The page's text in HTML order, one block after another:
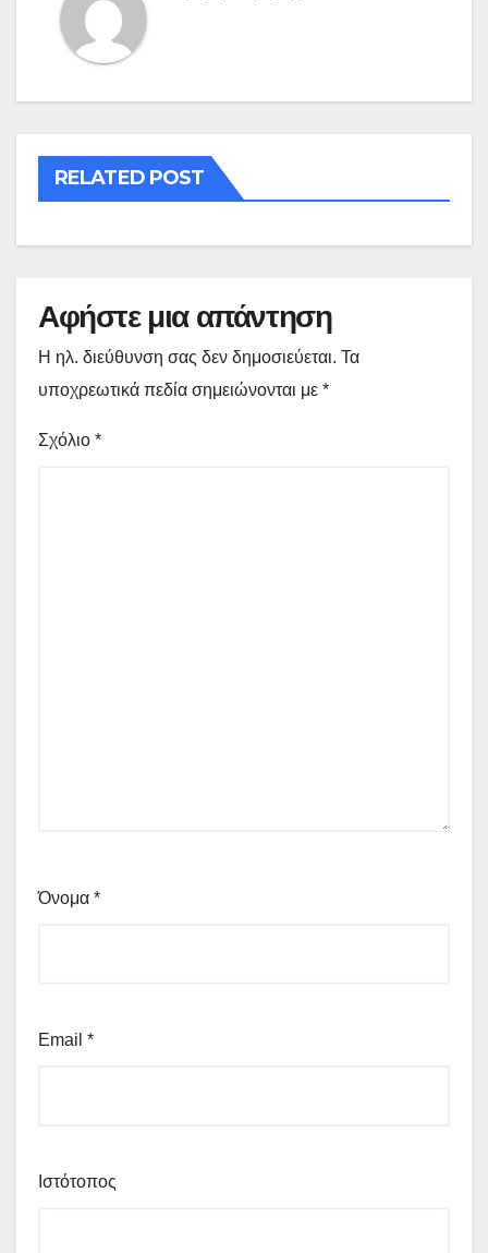
RELATED POST
Αφήστε μια απάντηση
Η ηλ. διεύθυνση σας δεν δημοσιεύεται. Τα
υποχρεωτικά πεδία σημειώνονται με *
Σχόλιο *
Όνομα *
Email *
Ιστότοπος